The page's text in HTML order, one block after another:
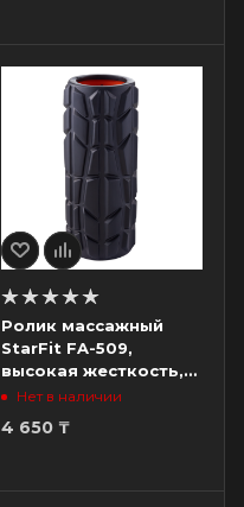
Ролик массажный
StarFit FA-509,
высокая жесткость,
разм. 33 x 13.5 cм,
Нет в наличии
4 650₸